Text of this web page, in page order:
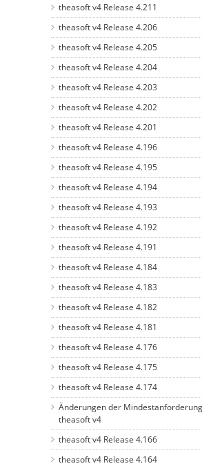
theasoft v4 Release 4.211
theasoft v4 Release 4.206
theasoft v4 Release 4.205
theasoft v4 Release 4.204
theasoft v4 Release 4.203
theasoft v4 Release 4.202
theasoft v4 Release 4.201
theasoft v4 Release 4.196
theasoft v4 Release 4.195
theasoft v4 Release 4.194
theasoft v4 Release 4.193
theasoft v4 Release 4.192
theasoft v4 Release 4.191
theasoft v4 Release 4.184
theasoft v4 Release 4.183
theasoft v4 Release 4.182
theasoft v4 Release 4.181
theasoft v4 Release 4.176
theasoft v4 Release 4.175
theasoft v4 Release 4.174
Änderungen der
theasoft v4
theasoft v4 Release 4.166
theasoft v4 Release 4.164